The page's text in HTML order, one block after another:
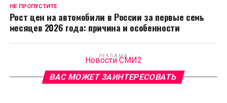
НЕ ПРОПУСТИТЕ
Рост цен на автомобили в России за первые семь
месяцев 2026 года: причина и особенности
РЕКЛАМА
Новости СМИ2
ВАС МОЖЕТ ЗАИНТЕРЕСОВАТЬ